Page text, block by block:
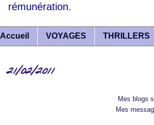
rémunération.
Accueil VOYAGES THRILLERS
21/02/2011
Mes blogs
Mes